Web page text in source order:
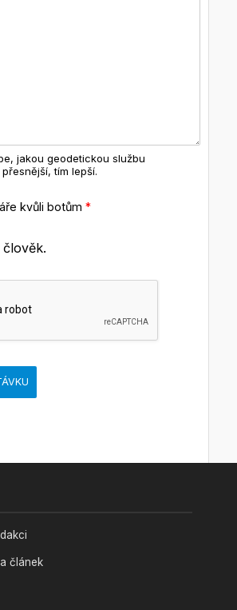
jakou geodetickou službu
tím lepší.
kvůli botům *
článek